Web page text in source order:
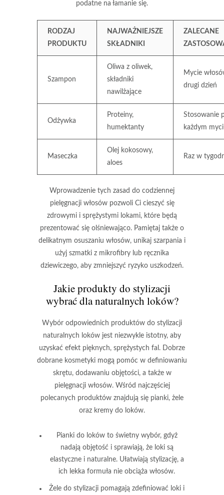
podatne na łamanie się.
RODZAJ
PRODUKTU
NAJWAŻNIEJSZE
SKŁADNIKI
ZALECANE
Szampon
Oliwa z oliwek,
składniki
nawilżające
Mycie
drugi dzień
Odżywka
Proteiny,
humektanty
Stosowanie
każdym
Maseczka
Olej kokosowy,
aloes
Raz w
Wprowadzenie tych zasad do codziennej
pielęgnacji włosów pozwoli Ci cieszyć się
zdrowymi i sprężystymi lokami, które będą
prezentować się olśniewająco. Pamiętaj także o
delikatnym osuszaniu włosów, unikaj szarpania i
użyj szmatki z mikrofibry lub ręcznika
dziewiczego, aby zmniejszyć ryzyko uszkodzeń.
Jakie produkty do stylizacji
wybrać dla naturalnych loków?
Wybór odpowiednich produktów do stylizacji
naturalnych loków jest niezwykle istotny, aby
uzyskać efekt pięknych, sprężystych fal. Dobrze
dobrane kosmetyki mogą pomóc w definiowaniu
skrętu, dodawaniu objętości, a także w
pielęgnacji włosów. Wśród najczęściej
polecanych produktów znajdują się pianki, żele
oraz kremy do loków.
Pianki do lokówto świetny wybór, gdyż
nadają objętość i sprawiają, że loki są
elastyczne i naturalne. Ułatwiają stylizację, a
ich lekka formuła nie obciąża włosów.
Żele do stylizacji pomagają zdefiniować loki i